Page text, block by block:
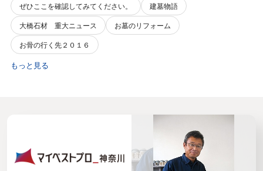
ぜひここを確認してみてください。
建墓物語
大橋石材 重大ニュース
お墓のリフォーム
お骨の行く先２０１６
もっと見る